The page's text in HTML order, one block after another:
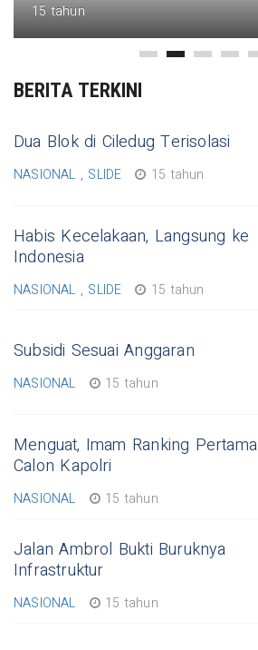
15 tahun
BERITA TERKINI
Dua Blok di Ciledug Terisolasi
NASIONAL , SLIDE 15 tahun
Habis Kecelakaan, Langsung ke
Indonesia
NASIONAL , SLIDE 15 tahun
Subsidi Sesuai Anggaran
NASIONAL 15 tahun
Menguat, Imam Ranking Pertama
Calon Kapolri
NASIONAL 15 tahun
Jalan Ambrol Bukti Buruknya
Infrastruktur
NASIONAL 15 tahun